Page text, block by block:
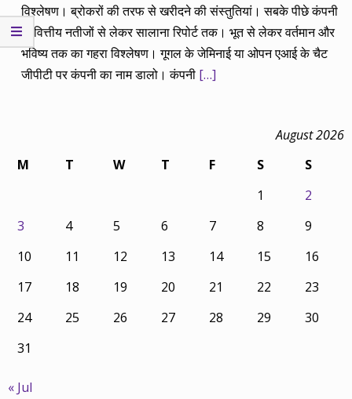
विश्लेषण। ब्रोकरों की तरफ से खरीदने की संस्तुतियां। सबके पीछे कंपनी
के वित्तीय नतीजों से लेकर सालाना रिपोर्ट तक। भूत से लेकर वर्तमान और
भविष्य तक का गहरा विश्लेषण। गूगल के जेमिनाई या ओपन एआई के चैट
जीपीटी पर कंपनी का नाम डालो। कंपनी […]
August 2026
M
T W T F S
S
1
2
3
4 5 6 7 8
9
10
11 12 13 14 15
16
17
18 19 20 21 22
23
24
25 26 27 28 29
30
31
« Jul